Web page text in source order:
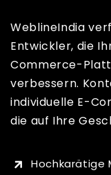
WeblineIndia
Entwickler, die
Commerce-
verbessern.
individuelle E-
die auf Ihre
Hochkarätige